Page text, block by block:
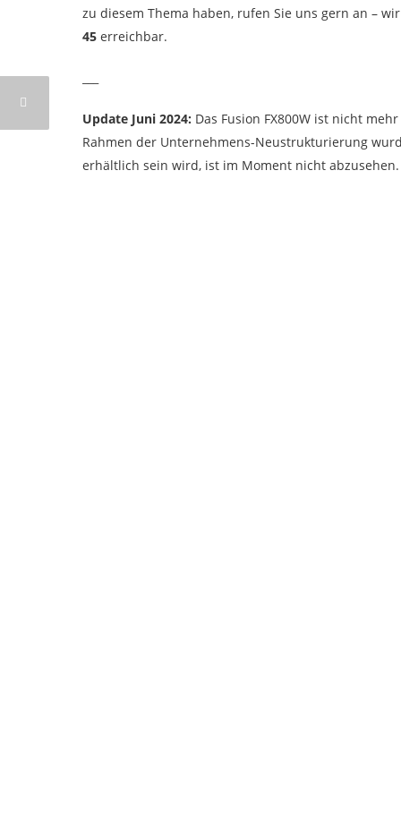
zu diesem Thema haben, rufen Sie uns gern an –
45 erreichbar.
Update Juni 2024: Das Fusion FX800W ist nicht
Rahmen der Unternehmens-Neustrukturierung
erhältlich sein wird, ist im Moment nicht abzusehen.